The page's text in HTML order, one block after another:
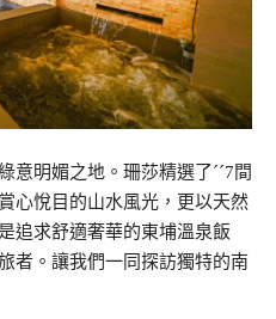
意明媚之地。珊莎精選了ˊˊ7間
心悅目的山水風光，更以天然
追求舒適奢華的東埔溫泉飯
者。讓我們一同探訪獨特的南